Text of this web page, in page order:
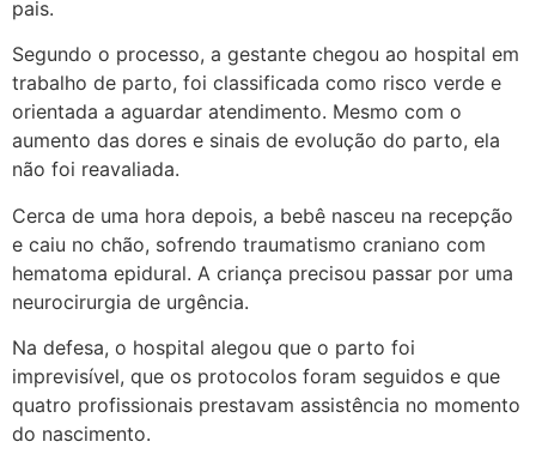
pais.
Segundo o processo, a gestante chegou ao hospital em
trabalho de parto, foi classificada como risco verde e
orientada a aguardar atendimento. Mesmo com o
aumento das dores e sinais de evolução do parto, ela
não foi reavaliada.
Cerca de uma hora depois, a bebê nasceu na recepção
e caiu no chão, sofrendo traumatismo craniano com
hematoma epidural. A criança precisou passar por uma
neurocirurgia de urgência.
Na defesa, o hospital alegou que o parto foi
imprevisível, que os protocolos foram seguidos e que
quatro profissionais prestavam assistência no momento
do nascimento.